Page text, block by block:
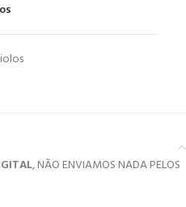
, NÃO ENVIAMOS NADA PELOS